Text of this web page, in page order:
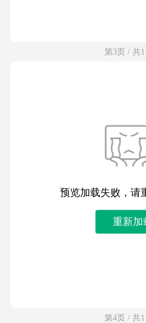
第3页 / 共
预览加载失败，请
重新加
第4页 / 共